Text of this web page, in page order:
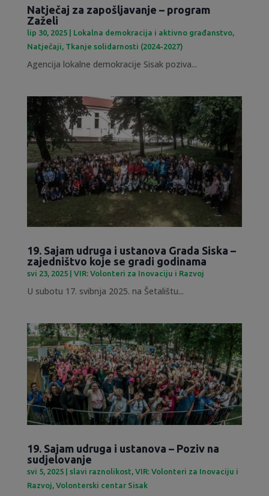
Natječaj za zapošljavanje – program
Zaželi
lip 30, 2025| Lokalna demokracija i aktivno građanstvo,
Natječaji, Tkanje solidarnosti (2024-2027)
Agencija lokalne demokracije Sisak poziva...
19. Sajam udruga i ustanova Grada Siska –
zajedništvo koje se gradi godinama
svi 23, 2025| VIR: Volonteri za Inovaciju i Razvoj
U subotu 17. svibnja 2025. na Šetalištu...
19. Sajam udruga i ustanova – Poziv na
sudjelovanje
svi 5, 2025| slavi raznolikost, VIR: Volonteri za Inovaciju i
Razvoj, Volonterski centar Sisak